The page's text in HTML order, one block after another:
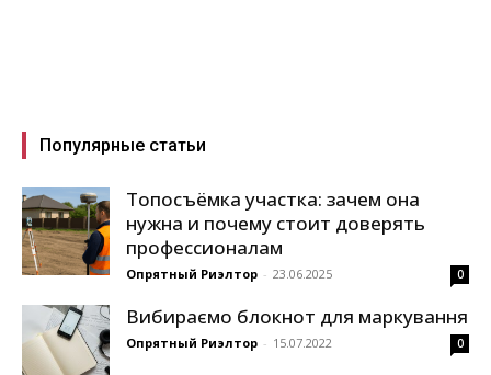
Популярные статьи
Топосъёмка участка: зачем она
нужна и почему стоит доверять
профессионалам
Опрятный Риэлтор - 23.06.2025 0
Вибираємо блокнот для маркування
Опрятный Риэлтор - 15.07.2022 0